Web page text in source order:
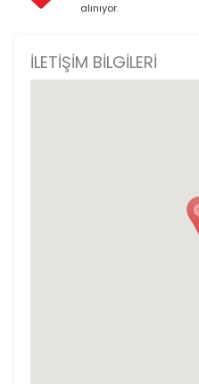
alınıyor.
İLETIŞIM BILGILERI